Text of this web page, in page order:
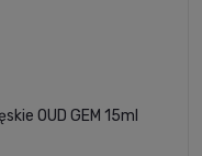
OUD GEM 15ml